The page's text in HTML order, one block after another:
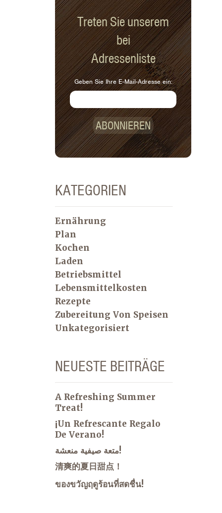
Treten Sie unserem
bei
Adressenliste
Geben Sie Ihre E-Mail-Adresse ein:
ABONNIEREN
KATEGORIEN
Ernährung
Plan
Kochen
Laden
Betriebsmittel
Lebensmittelkosten
Rezepte
Zubereitung Von Speisen
Unkategorisiert
NEUESTE BEITRÄGE
A Refreshing Summer
Treat!
¡Un Refrescante Regalo
De Verano!
متعة صيفية منعشة!
清爽的夏日甜点！
ของขวัญฤดูร้อนที่สดชื่น!